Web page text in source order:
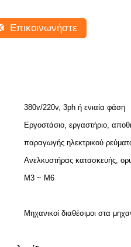
Επικοινωνήστε
380v/220v, 3ph ή ενιαία φάση
Εργοστάσιο, εργαστήριο,
παραγωγής ηλεκτρικού
Ανελκυστήρας κατασκευής,
Μ3 ~ M6
Μηχανικοί διαθέσιμοι στα